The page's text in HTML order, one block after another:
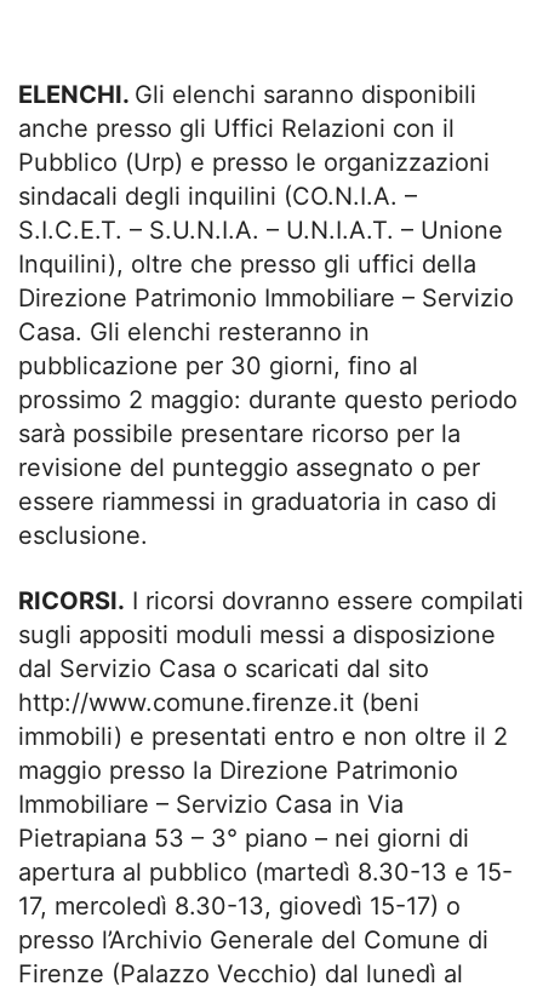
ELENCHI. Gli elenchi saranno disponibili
anche presso gli Uffici Relazioni con il
Pubblico (Urp) e presso le organizzazioni
sindacali degli inquilini (CO.N.I.A. –
S.I.C.E.T. – S.U.N.I.A. – U.N.I.A.T. – Unione
Inquilini), oltre che presso gli uffici della
Direzione Patrimonio Immobiliare – Servizio
Casa. Gli elenchi resteranno in
pubblicazione per 30 giorni, fino al
prossimo 2 maggio: durante questo periodo
sarà possibile presentare ricorso per la
revisione del punteggio assegnato o per
essere riammessi in graduatoria in caso di
esclusione.
RICORSI. I ricorsi dovranno essere compilati
sugli appositi moduli messi a disposizione
dal Servizio Casa o scaricati dal sito
http://www.comune.firenze.it (beni
immobili) e presentati entro e non oltre il 2
maggio presso la Direzione Patrimonio
Immobiliare – Servizio Casa in Via
Pietrapiana 53 – 3° piano – nei giorni di
apertura al pubblico (martedì 8.30-13 e 15-
17, mercoledì 8.30-13, giovedì 15-17) o
presso l’Archivio Generale del Comune di
Firenze (Palazzo Vecchio) dal lunedì al